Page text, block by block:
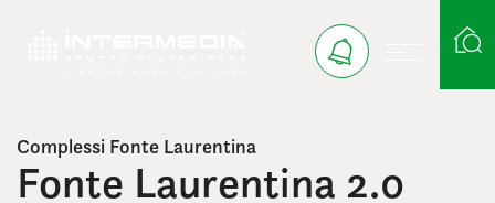
Complessi Fonte Laurentina
Fonte Laurentina 2.0